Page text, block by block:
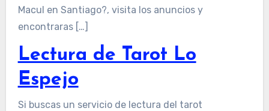
Macul en Santiago?, visita los anuncios y
encontraras […]
Lectura de Tarot Lo
Espejo
Si buscas un servicio de lectura del tarot